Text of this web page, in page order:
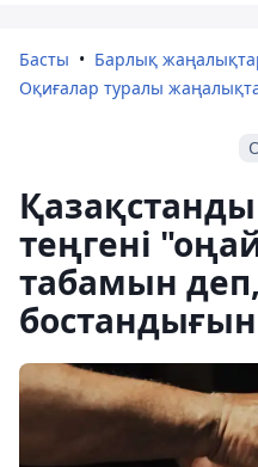
Басты
Барлық
Оқиғалар туралы
теңгені
табамын